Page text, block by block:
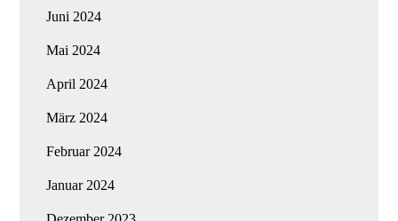
Juni 2024
Mai 2024
April 2024
März 2024
Februar 2024
Januar 2024